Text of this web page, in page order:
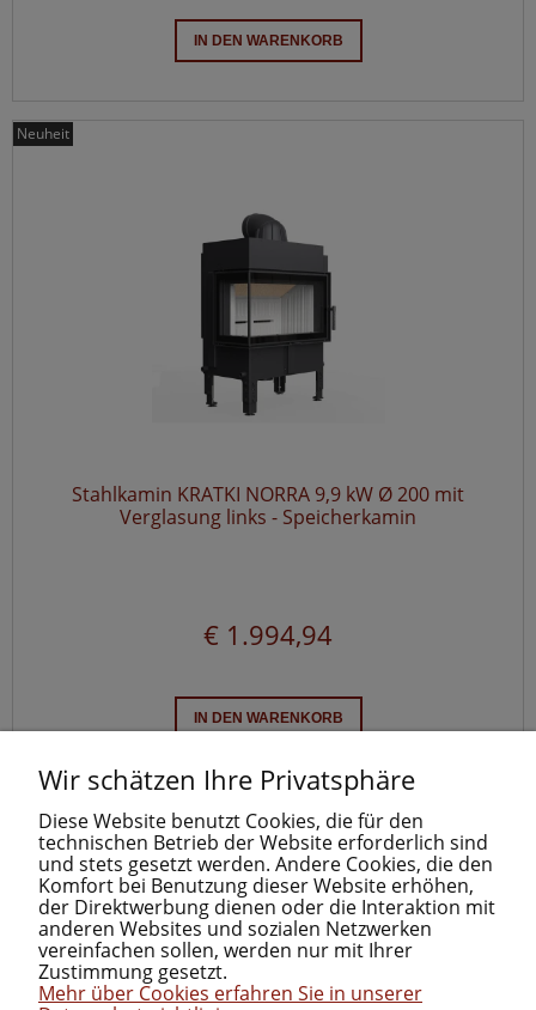
IN DEN WARENKORB
Stahlkamin KRATKI NORRA 9,9 kW Ø 200 mit
Verglasung links - Speicherkamin
€ 1.994,94
IN DEN WARENKORB
Neuheit
« 1 ... 8 9 10 11 12
INFORMATIONEN
KATEGORIEN
Wir schätzen Ihre Privatsphäre
Diese Website benutzt Cookies, die für den
technischen Betrieb der Website erforderlich sind
und stets gesetzt werden. Andere Cookies, die den
Komfort bei Benutzung dieser Website erhöhen,
der Direktwerbung dienen oder die Interaktion mit
anderen Websites und sozialen Netzwerken
vereinfachen sollen, werden nur mit Ihrer
Zustimmung gesetzt.
Mehr über Cookies erfahren Sie in unserer